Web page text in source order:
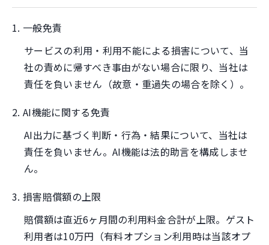
1. 一般免責
サービスの利用・利用不能による損害について、当
社の責めに帰すべき事由がない場合に限り、当社は
責任を負いません（故意・重過失の場合を除く）。
2. AI機能に関する免責
AI出力に基づく判断・行為・結果について、当社は
責任を負いません。AI機能は法的助言を構成しませ
ん。
3. 損害賠償額の上限
賠償額は直近6ヶ月間の利用料金合計が上限。ゲスト
利用者は10万円（有料オプション利用時は当該オプ